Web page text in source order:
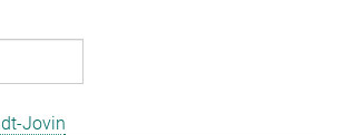
Jovin